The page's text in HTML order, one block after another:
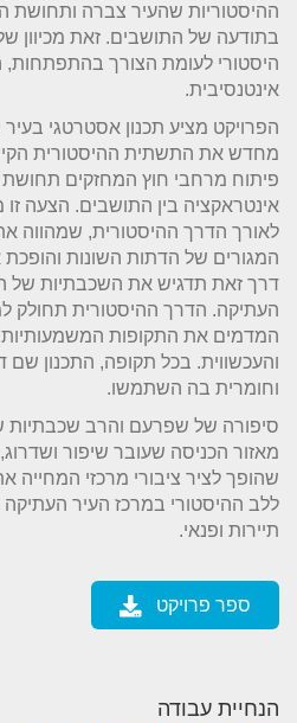
ההיסטוריות שהעיר צברה ותחושת
בתודעה של התושבים. זאת מכיוון
היסטורי לעומת הצורך בהתפתחות,
אינטנסיבית.
הפרויקט מציע תכנון אסטרטגי
מחדש את התשתית ההיסטורית
פיתוח מרחבי חוץ המחזקים
אינטראקציה בין התושבים. הצעה
לאורך הדרך ההיסטורית, שמהווה
המגורים של הדתות השונות
דרך זאת תדגיש את השכבתיות של
העתיקה. הדרך ההיסטורית תחולק
המדמים את התקופות
והעכשווית. בכל תקופה, התכנון שם
וחומרית בה השתמשו.
סיפורה של שפרעם והרב שכבתיות
מאזור הכניסה שעובר שיפור
שהופך לציר ציבורי מרכזי המחייה
ללב ההיסטורי במרכז העיר
תיירות ופנאי.
ספר פרויקט
הנחיית עבודה